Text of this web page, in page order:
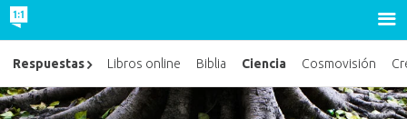
Respuestas Libros online Biblia Ciencia Cosmovisión